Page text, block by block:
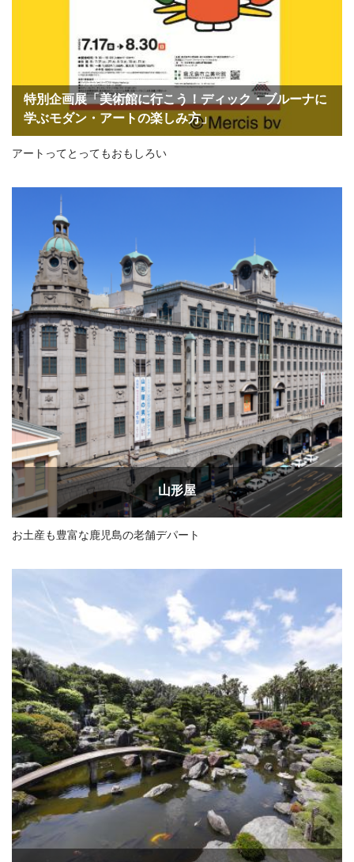
特別企画展「美術館に行こう！ディック・ブルーナに
学ぶモダン・アートの楽しみ方」
アートってとってもおもしろい
山形屋
お土産も豊富な鹿児島の老舗デパート